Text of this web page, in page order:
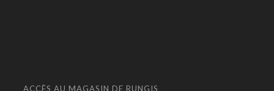
ACCÈS AU MAGASIN DE RUNGIS